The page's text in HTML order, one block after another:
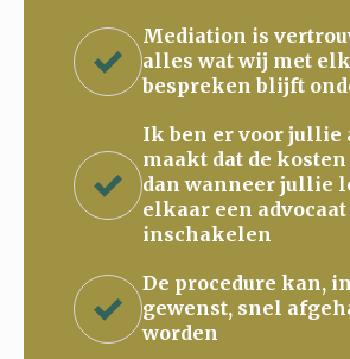
Mediation is
alles wat wij met
bespreken blijft
Ik ben er voor jullie
maakt dat de
dan wanneer jullie
elkaar een advocaat
inschakelen
De procedure kan,
gewenst, snel
worden